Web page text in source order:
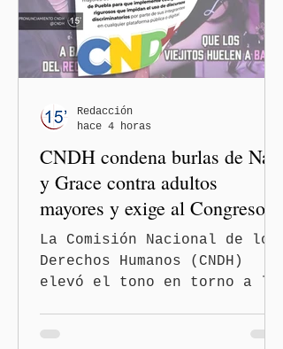
CNDH condena burlas de Nay
y Grace contra adultos
mayores y exige al Congreso
frenar discursos
discriminatorios
La Comisión Nacional de los
Derechos Humanos (CNDH)
elevó el tono en torno a la
Redacción
hace 4 horas